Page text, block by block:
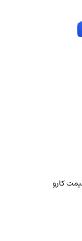
کارو